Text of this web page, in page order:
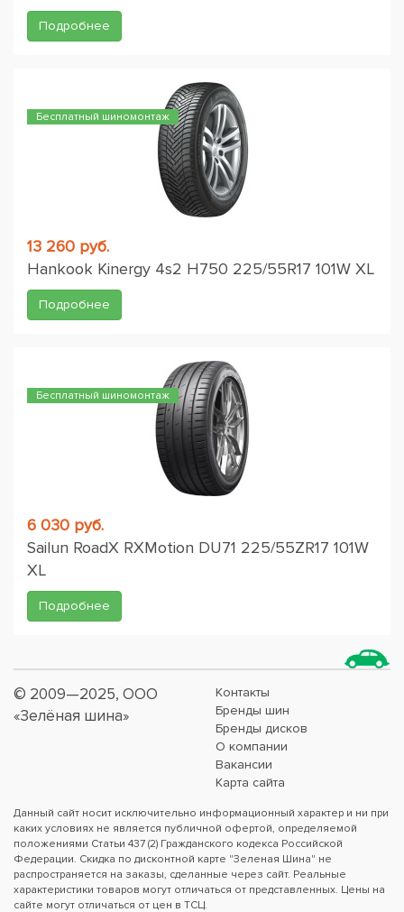
Подробнее
Бесплатный шиномонтаж
13 260 руб.
Hankook Kinergy 4s2 H750 225/55R17 101W XL
Подробнее
Бесплатный шиномонтаж
6 030 руб.
Sailun RoadX RXMotion DU71 225/55ZR17 101W
XL
Подробнее
© 2009—2025, ООО
«Зелёная шина»
Контакты
Бренды шин
Бренды дисков
О компании
Вакансии
Карта сайта
Данный сайт носит исключительно информационный характер и ни при
каких условиях не является публичной офертой, определяемой
положениями Статьи 437 (2) Гражданского кодекса Российской
Федерации. Скидка по дисконтной карте "Зеленая Шина" не
распространяется на заказы, сделанные через сайт. Реальные
характеристики товаров могут отличаться от представленных. Цены на
сайте могут отличаться от цен в ТСЦ.